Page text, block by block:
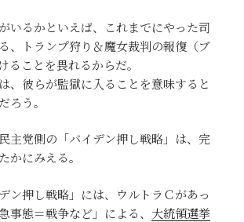
いるかといえば、これまでにやった司
、トランプ狩り＆魔女裁判の報復（ブ
ることを畏れるからだ。
、彼らが監獄に入ることを意味すると
ろう。
主党側の「バイデン押し戦略」は、完
かにみえる。
ン押し戦略」には、ウルトラＣがあっ
事態＝戦争など」による、 大統領選挙